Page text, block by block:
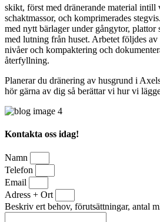
skikt, först med dränerande material intill
schaktmassor, och komprimerades
med nytt bärlager under gångytor, plattor
med lutning från huset. Arbetet följdes
nivåer och kompaktering och
återfyllning.
Planerar du dränering av husgrund i
hör gärna av dig så berättar vi hur vi
Kontakta oss idag!
Namn
Telefon
Email
Adress + Ort
Beskriv ert behov, förutsättningar, antal